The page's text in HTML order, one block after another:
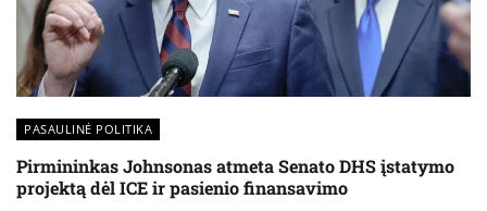
PASAULINĖ POLITIKA
Pirmininkas Johnsonas atmeta Senato DHS įstatymo
projektą dėl ICE ir pasienio finansavimo